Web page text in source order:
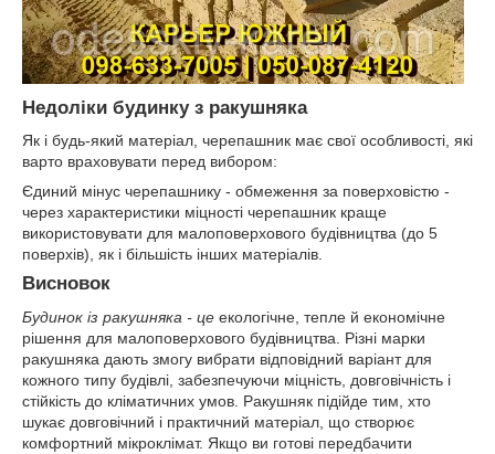
Недоліки будинку з ракушняка
Як і будь-який матеріал, черепашник має свої особливості, які
варто враховувати перед вибором:
Єдиний мінус черепашнику - обмеження за поверховістю -
через характеристики міцності черепашник краще
використовувати для малоповерхового будівництва (до 5
поверхів), як і більшість інших матеріалів.
Висновок
Будинок із ракушняка - це екологічне, тепле й економічне
рішення для малоповерхового будівництва. Різні марки
ракушняка дають змогу вибрати відповідний варіант для
кожного типу будівлі, забезпечуючи міцність, довговічність і
стійкість до кліматичних умов. Ракушняк підійде тим, хто
шукає довговічний і практичний матеріал, що створює
комфортний мікроклімат. Якщо ви готові передбачити